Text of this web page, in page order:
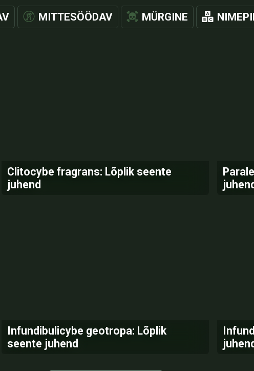
MITTESÖÖDAV MÜRGINE
Clitocybe fragrans: Lõplik seente
juhend
Infundibulicybe geotropa: Lõplik
seente juhend